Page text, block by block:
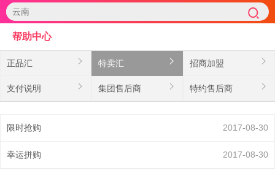
帮助中心
正品汇 特卖汇 招商加盟
支付说明 集团售后商 特约售后商
2017-08-30
限时抢购
2017-08-30
幸运拼购